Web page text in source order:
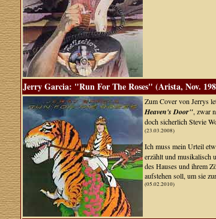
Jerry Garcia: "Run For The Roses" (Arista, Nov.
Zum Cover von Jerrys
Heaven's Door", zwar
doch sicherlich Stevie
(23.03.2008)
Ich muss mein Urteil
erzählt und musikalisch
des Hauses und ihrem
aufstehen soll, um sie
(05.02.2010)